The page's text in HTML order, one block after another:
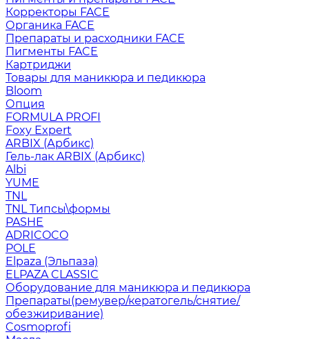
Корректоры FACE
Органика FACE
Препараты и расходники FACE
Пигменты FACE
Картриджи
Товары для маникюра и педикюра
Bloom
Опция
FORMULA PROFI
Foxy Expert
ARBIX (Арбикс)
Гель-лак ARBIX (Арбикс)
Albi
YUME
TNL
TNL Типсы\формы
PASHE
ADRICOCO
POLE
Elpaza (Эльпаза)
ELPAZA CLASSIC
Оборудование для маникюра и педикюра
Препараты(ремувер/кератогель/снятие/
обезжиривание)
Cosmoprofi